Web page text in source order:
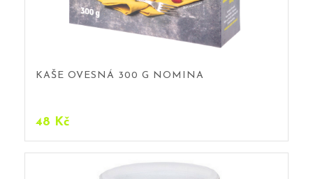
KAŠE OVESNÁ 300 G NOMINA
48 Kč